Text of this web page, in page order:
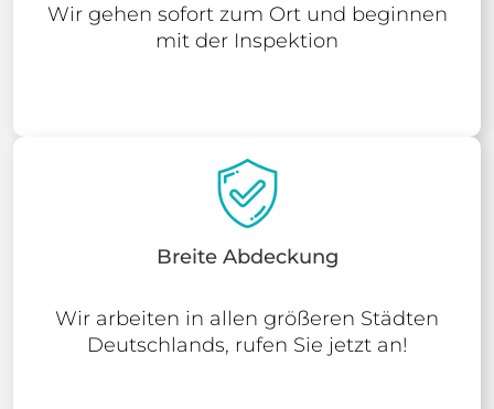
Wir gehen sofort zum Ort und beginnen
mit der Inspektion
Breite Abdeckung
Wir arbeiten in allen größeren Städten
Deutschlands, rufen Sie jetzt an!